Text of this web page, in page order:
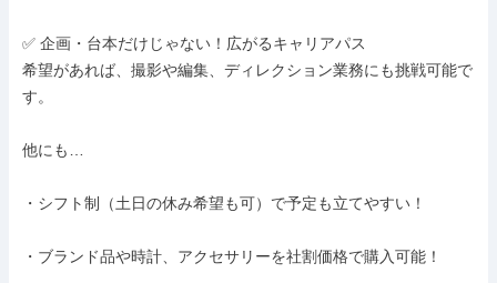
✅ 企画・台本だけじゃない！広がるキャリアパス
希望があれば、撮影や編集、ディレクション業務にも挑戦可能で
す。
他にも…
・シフト制（土日の休み希望も可）で予定も立てやすい！
・ブランド品や時計、アクセサリーを社割価格で購入可能！